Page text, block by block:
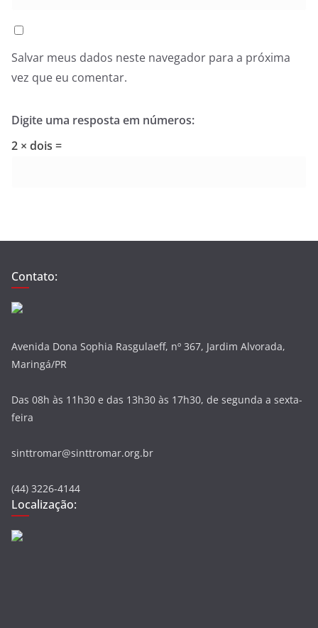
Salvar meus dados neste navegador para a próxima
vez que eu comentar.
Digite uma resposta em números:
2 × dois =
Contato:
Avenida Dona Sophia Rasgulaeff, nº 367, Jardim Alvorada,
Maringá/PR
Das 08h às 11h30 e das 13h30 às 17h30, de segunda a sexta-
feira
sinttromar@sinttromar.org.br
(44) 3226-4144
Localização: